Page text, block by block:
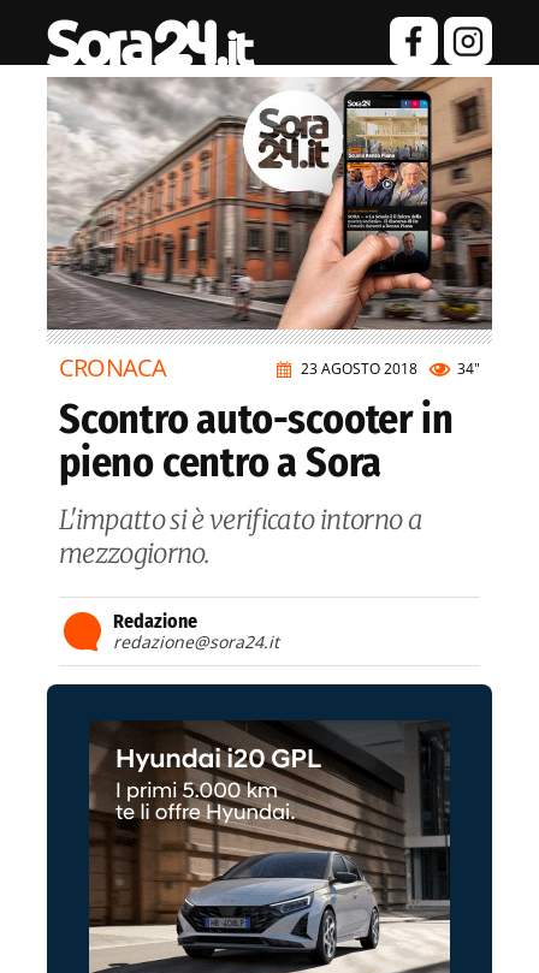
23 AGOSTO 2018 34"
CRONACA
Scontro auto-scooter in
pieno centro a Sora
L'impatto si è verificato intorno a
mezzogiorno.
Redazione
redazione@sora24.it